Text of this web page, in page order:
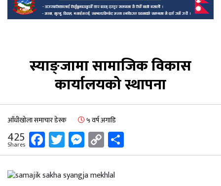
स्याङ्जामा सामाजिक विकास
कार्यालयको स्थापना
आँधीखोला समाचार डेस्क ५ वर्ष अगाडि
425
Shares Facebook
Twitter
Messenger
Copy
Link